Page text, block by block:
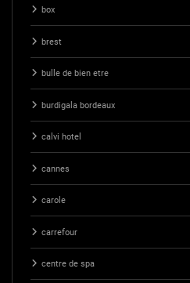
box
brest
bulle de bien etre
burdigala bordeaux
calvi hotel
cannes
carole
carrefour
centre de spa